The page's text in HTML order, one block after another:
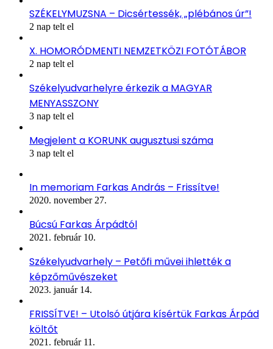
SZÉKELYMUZSNA – Dicsértessék, „plébános úr”!
2 nap telt el
X. HOMORÓDMENTI NEMZETKÖZI FOTÓTÁBOR
2 nap telt el
Székelyudvarhelyre érkezik a MAGYAR
MENYASSZONY
3 nap telt el
Megjelent a KORUNK augusztusi száma
3 nap telt el
In memoriam Farkas András – Frissítve!
2020. november 27.
Búcsú Farkas Árpádtól
2021. február 10.
Székelyudvarhely – Petőfi művei ihlették a
képzőművészeket
2023. január 14.
FRISSÍTVE! – Utolsó útjára kísértük Farkas Árpád
költőt
2021. február 11.